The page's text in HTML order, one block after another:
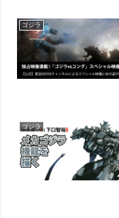
ゴジラ
ゴジラ